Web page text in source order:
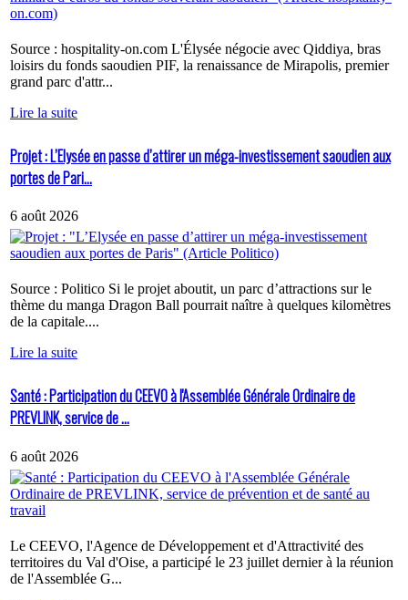
Source : hospitality-on.com L'Élysée négocie avec Qiddiya, bras
loisirs du fonds saoudien PIF, la renaissance de Mirapolis, premier
grand parc d'attr...
Lire la suite
Projet : L’Elysée en passe d’attirer un méga-investissement saoudien aux
portes de Pari...
6 août 2026
Source : Politico Si le projet aboutit, un parc d’attractions sur le
thème du manga Dragon Ball pourrait naître à quelques kilomètres
de la capitale....
Lire la suite
Santé : Participation du CEEVO à l'Assemblée Générale Ordinaire de
PREVLINK, service de ...
6 août 2026
Le CEEVO, l'Agence de Développement et d'Attractivité des
territoires du Val d'Oise, a participé le 23 juillet dernier à la réunion
de l'Assemblée G...